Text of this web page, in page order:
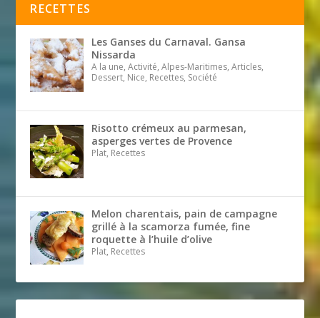
RECETTES
Les Ganses du Carnaval. Gansa
Nissarda
A la une, Activité, Alpes-Maritimes, Articles,
Dessert, Nice, Recettes, Société
Risotto crémeux au parmesan,
asperges vertes de Provence
Plat, Recettes
Melon charentais, pain de campagne
grillé à la scamorza fumée, fine
roquette à l’huile d’olive
Plat, Recettes